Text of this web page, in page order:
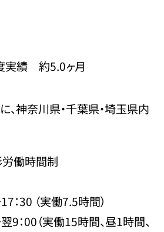
績 約5.0ヶ月
神奈川県・千葉県・埼玉県内
働時間制
：30 （実働7.5時間）
：00（実働15時間、昼1時間、